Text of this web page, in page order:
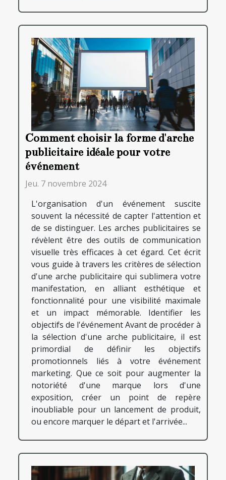
Comment choisir la forme d'arche
publicitaire idéale pour votre
événement
Jeu. 7 novembre 2024
L'organisation d'un événement suscite
souvent la nécessité de capter l'attention et
de se distinguer. Les arches publicitaires se
révèlent être des outils de communication
visuelle très efficaces à cet égard. Cet écrit
vous guide à travers les critères de sélection
d'une arche publicitaire qui sublimera votre
manifestation, en alliant esthétique et
fonctionnalité pour une visibilité maximale
et un impact mémorable. Identifier les
objectifs de l'événement Avant de procéder à
la sélection d'une arche publicitaire, il est
primordial de définir les objectifs
promotionnels liés à votre événement
marketing. Que ce soit pour augmenter la
notoriété d'une marque lors d'une
exposition, créer un point de repère
inoubliable pour un lancement de produit,
ou encore marquer le départ et l'arrivée...